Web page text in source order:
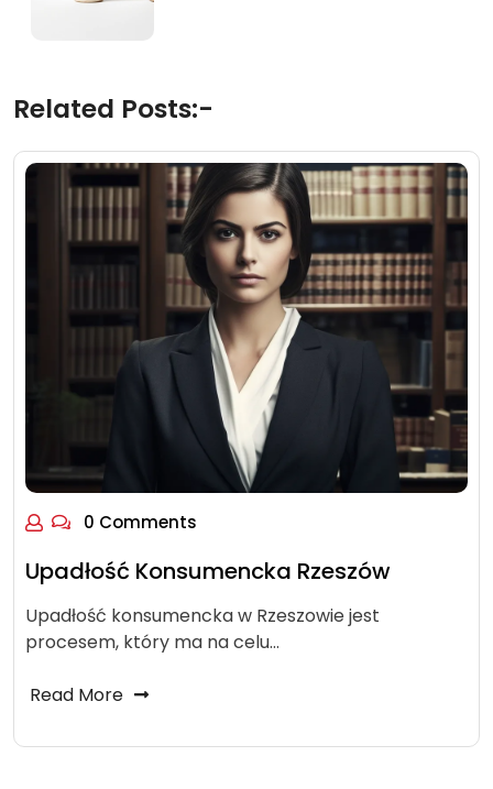
Related Posts:-
0 Comments
Upadłość Konsumencka Rzeszów
Upadłość konsumencka w Rzeszowie jest
procesem, który ma na celu…
Read More